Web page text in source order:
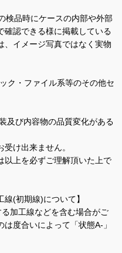
検品時にケースの内部や外部
確認できる様に掲載している
、イメージ写真ではなく実物
ク・ファイル系等のその他セ
及び内容物の品質変化がある
け出来ません。
以上を必ずご理解頂いた上で
線(初期線)について】
加工線などを含む場合がご
度合いによって「状態A-」